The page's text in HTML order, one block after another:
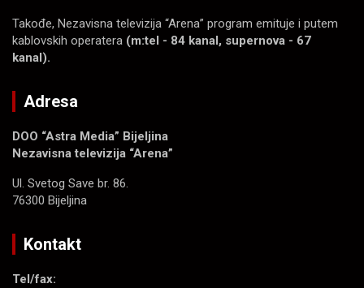
Takođe, Nezavisna televizija “Arena” program emituje i putem
kablovskih operatera (m:tel - 84 kanal, supernova - 67
kanal).
Adresa
DOO “Astra Media” Bijeljina
Nezavisna televizija “Arena”
Ul. Svetog Save br. 86.
76300 Bijeljina
Kontakt
Tel/fax: